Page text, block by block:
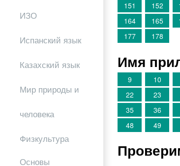
ИЗО
Испанский язык
Казахский язык
Мир природы и
человека
Физкультура
Основы
151
152
164
165
177
178
Имя
9
10
22
23
35
36
48
49